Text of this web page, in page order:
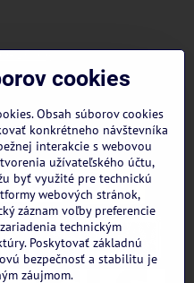
15:00)
cookies
Obsah súborov cookies
konkrétneho návštevníka
interakcie s webovou
užívateľského účtu,
byť využité pre technickú
webových stránok,
záznam voľby preferencie
technickým
Poskytovať základnú
bezpečnosť a stabilitu je
záujmom.